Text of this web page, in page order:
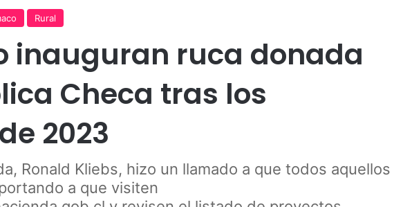
Rural
inauguran ruca donada
Checa tras los
2023
Ronald Kliebs, hizo un llamado a que todos aquellos
a que visiten